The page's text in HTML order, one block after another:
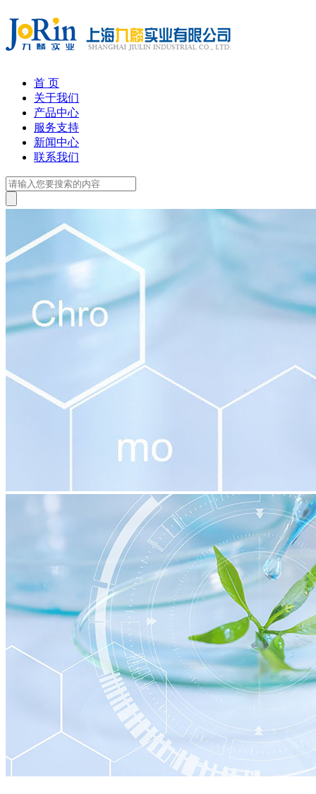
首 页
关于我们
产品中心
服务支持
新闻中心
联系我们